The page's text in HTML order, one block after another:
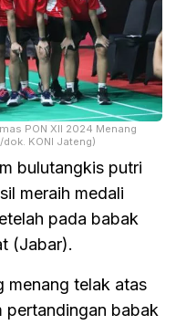
PON XII 2024 Menang
KONI Jateng)
bulutangkis putri
meraih medali
pada babak
(Jabar).
menang telak atas
pertandingan babak